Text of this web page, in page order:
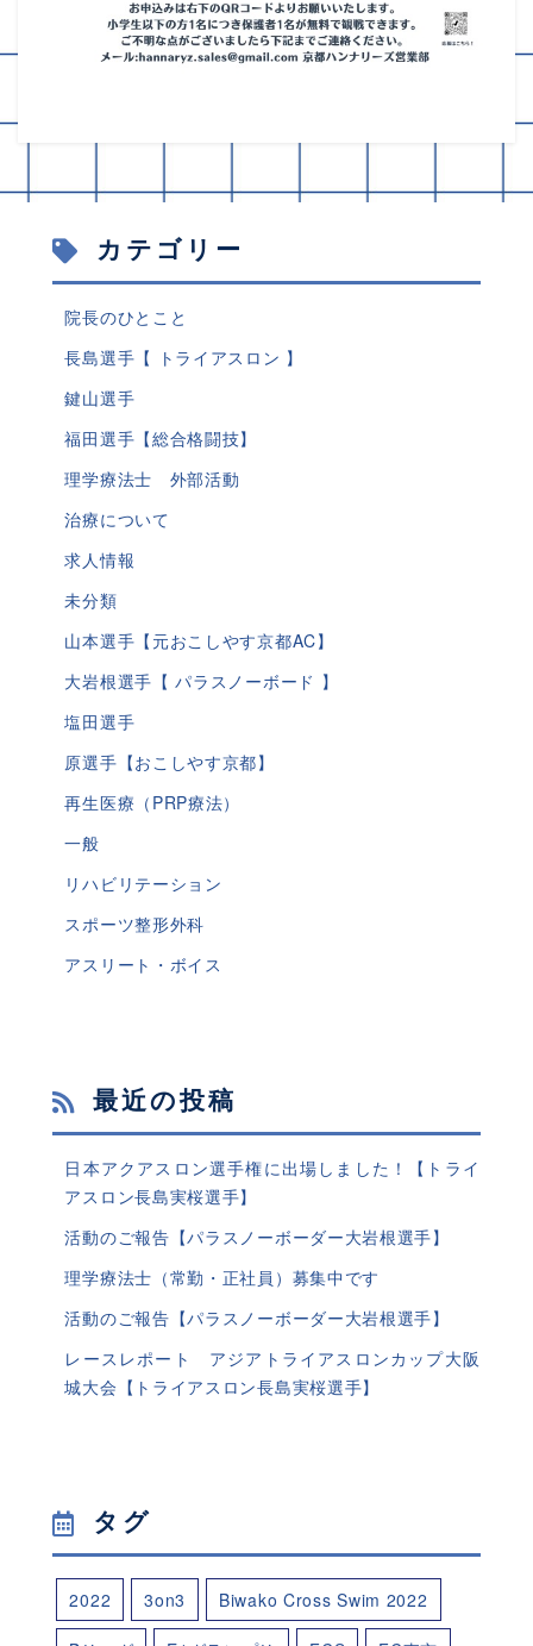
カテゴリー
院長のひとこと
長島選手【 トライアスロン 】
鍵山選手
福田選手【総合格闘技】
理学療法士 外部活動
治療について
求人情報
未分類
山本選手【元おこしやす京都AC】
大岩根選手【 パラスノーボード 】
塩田選手
原選手【おこしやす京都】
再生医療（PRP療法）
一般
リハビリテーション
スポーツ整形外科
アスリート・ボイス
最近の投稿
日本アクアスロン選手権に出場しました！【トライ
アスロン長島実桜選手】
活動のご報告【パラスノーボーダー大岩根選手】
理学療法士（常勤・正社員）募集中です
活動のご報告【パラスノーボーダー大岩根選手】
レースレポート アジアトライアスロンカップ大阪
城大会【トライアスロン長島実桜選手】
タグ
2022 3on3 Biwako Cross Swim 2022